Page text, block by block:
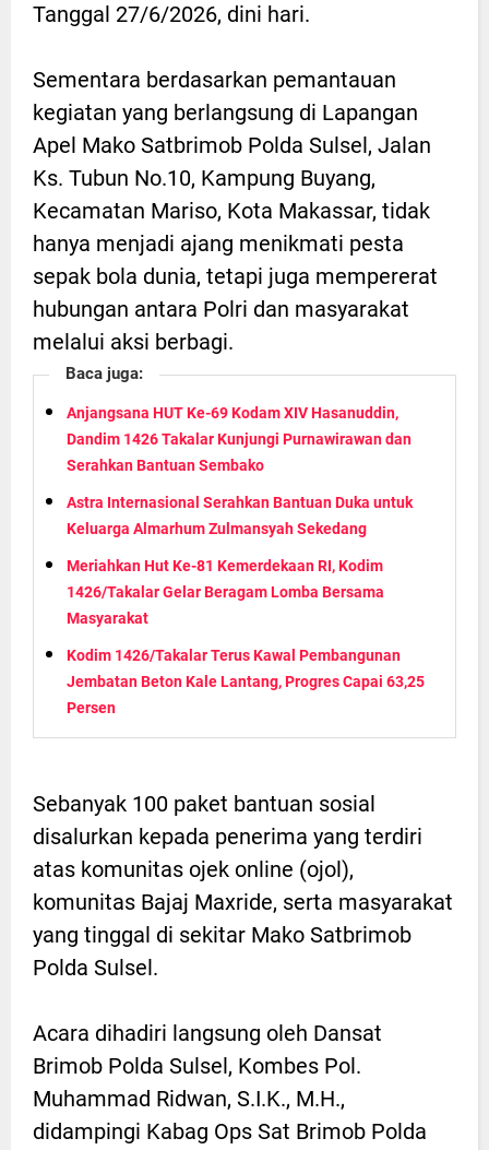
Tanggal 27/6/2026, dini hari.
Sementara berdasarkan pemantauan
kegiatan yang berlangsung di Lapangan
Apel Mako Satbrimob Polda Sulsel, Jalan
Ks. Tubun No.10, Kampung Buyang,
Kecamatan Mariso, Kota Makassar, tidak
hanya menjadi ajang menikmati pesta
sepak bola dunia, tetapi juga mempererat
hubungan antara Polri dan masyarakat
melalui aksi berbagi.
Baca juga:
Anjangsana HUT Ke-69 Kodam XIV Hasanuddin,
Dandim 1426 Takalar Kunjungi Purnawirawan dan
Serahkan Bantuan Sembako
Astra Internasional Serahkan Bantuan Duka untuk
Keluarga Almarhum Zulmansyah Sekedang
Meriahkan Hut Ke-81 Kemerdekaan RI, Kodim
1426/Takalar Gelar Beragam Lomba Bersama
Masyarakat
Kodim 1426/Takalar Terus Kawal Pembangunan
Jembatan Beton Kale Lantang, Progres Capai 63,25
Persen
Sebanyak 100 paket bantuan sosial
disalurkan kepada penerima yang terdiri
atas komunitas ojek online (ojol),
komunitas Bajaj Maxride, serta masyarakat
yang tinggal di sekitar Mako Satbrimob
Polda Sulsel.
Acara dihadiri langsung oleh Dansat
Brimob Polda Sulsel, Kombes Pol.
Muhammad Ridwan, S.I.K., M.H.,
didampingi Kabag Ops Sat Brimob Polda